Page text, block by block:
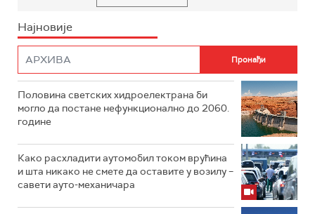
Најновије
Половина светских хидроелектрана би
могло да постане нефункционално до 2060.
године
Како расхладити аутомобил током врућина
и шта никако не смете да оставите у возилу –
савети ауто-механичара